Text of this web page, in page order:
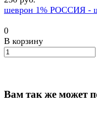
шеврон 1% РОССИЯ -
0
В корзину
Вам так же может